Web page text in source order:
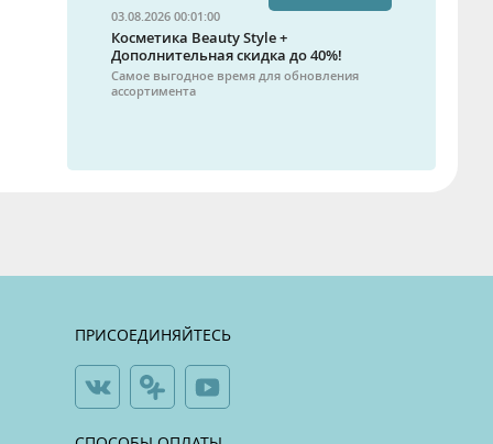
03.08.2026 00:01:00
Косметика Beauty Style +
Дополнительная скидка до 40%!
Самое выгодное время для обновления
ассортимента
ПРИСОЕДИНЯЙТЕСЬ